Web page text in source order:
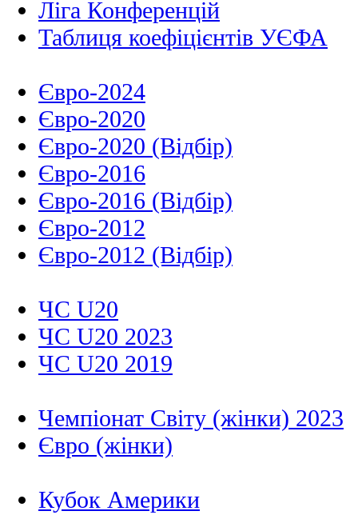
Ліга Конференцій
Таблиця коефіцієнтів УЄФА
Євро-2024
Євро-2020
Євро-2020 (Відбір)
Євро-2016
Євро-2016 (Відбір)
Євро-2012
Євро-2012 (Відбір)
ЧС U20
ЧС U20 2023
ЧС U20 2019
Чемпіонат Світу (жінки) 2023
Євро (жінки)
Кубок Америки